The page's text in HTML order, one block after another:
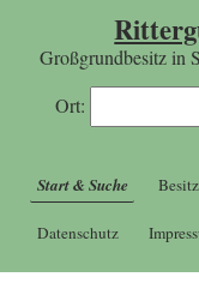
Großgrundbesitz in
Ort:
Start & Suche
Datenschutz